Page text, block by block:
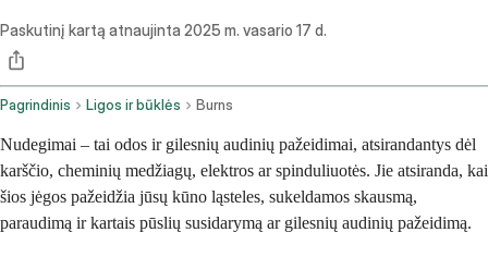
Paskutinį kartą atnaujinta 2025 m. vasario 17 d.
Pagrindinis Ligos ir būklės Burns
Nudegimai – tai odos ir gilesnių audinių pažeidimai, atsirandantys dėl
karščio, cheminių medžiagų, elektros ar spinduliuotės. Jie atsiranda, kai
šios jėgos pažeidžia jūsų kūno ląsteles, sukeldamos skausmą,
paraudimą ir kartais pūslių susidarymą ar gilesnių audinių pažeidimą.